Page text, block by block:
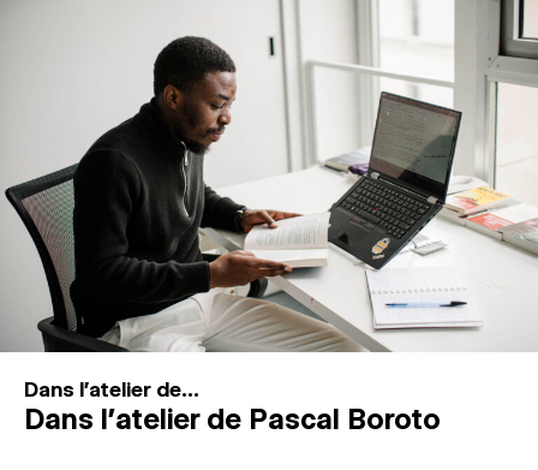
Dans l'atelier de...
Dans l’atelier de Pascal Boroto